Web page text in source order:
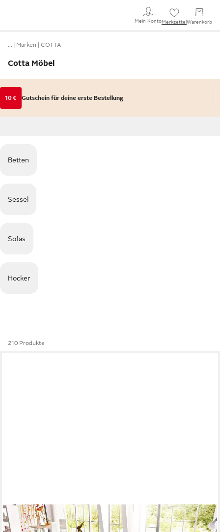
Mein KontoMerkzettel Warenkorb
… Marken COTTA
Cotta Möbel
10 € Gutschein für deine erste Bestellung
Betten
Sessel
Sofas
Hocker
210 Produkte
COTTA
Ecksofa Driver L-Form, B: 265 cm, Kopfteilverstellung, optional